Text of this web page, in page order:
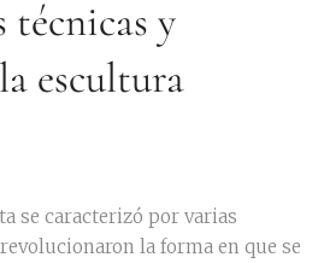
técnicas y
escultura
se caracterizó por varias
la forma en que se